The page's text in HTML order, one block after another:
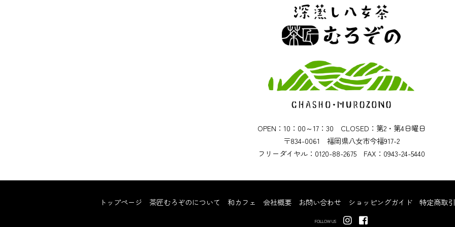
OPEN：10：00～17：30 CLOSED：第2・第4日曜日
〒834-0061 福岡県八女市今福917-2
フリーダイヤル：0120-88-2675 FAX：0943-24-5440
トップページ 茶匠むろぞのについて 和カフェ 会社概要 お問い合わせ ショッピングガイド 特定商取
FOLLOW US